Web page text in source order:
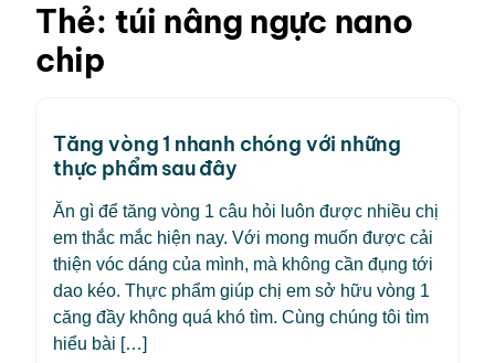
Thẻ: túi nâng ngực nano
chip
Tăng vòng 1 nhanh chóng với những
thực phẩm sau đây
Ăn gì để tăng vòng 1 câu hỏi luôn được nhiều chị
em thắc mắc hiện nay. Với mong muốn được cải
thiện vóc dáng của mình, mà không cần đụng tới
dao kéo. Thực phẩm giúp chị em sở hữu vòng 1
căng đầy không quá khó tìm. Cùng chúng tôi tìm
hiểu bài […]